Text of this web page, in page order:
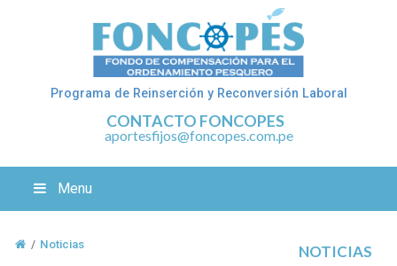
Programa de Reinserción y Reconversión Laboral
CONTACTO FONCOPES
aportesfijos@foncopes.com.pe
Menu
/ Noticias
NOTICIAS